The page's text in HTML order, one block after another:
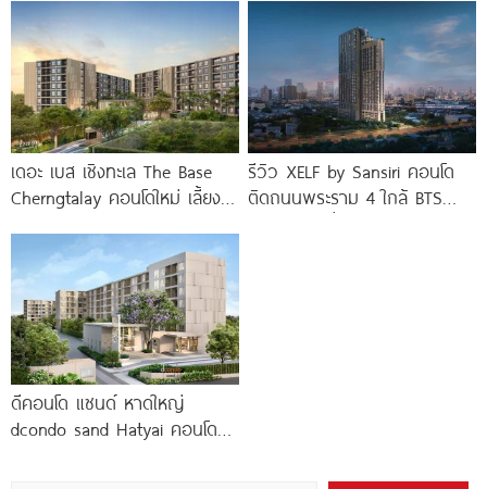
ขอนแก่น
เดอะ เบส เชิงทะเล The Base
Cherngtalay คอนโดใหม่ เลี้ยง
รีวิว XELF by Sansiri คอนโด
ติดถนนพระราม 4 ใกล้ BTS
ดีคอนโด แซนด์ หาดใหญ่
dcondo sand Hatyai คอนโด